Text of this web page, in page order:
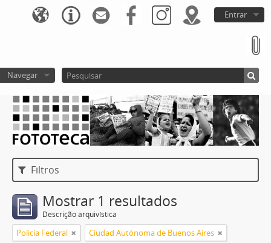
Entrar
Navegar
Filtros
Mostrar 1 resultados
Descrição arquivística
Policía Federal Ciudad Autónoma de Buenos Aires